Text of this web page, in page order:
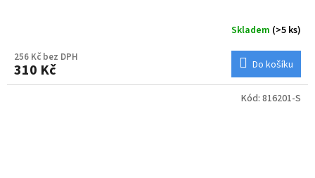
Skladem (>5 ks)
256 Kč bez DPH
310 Kč Do košíku
Kód: 816201-S